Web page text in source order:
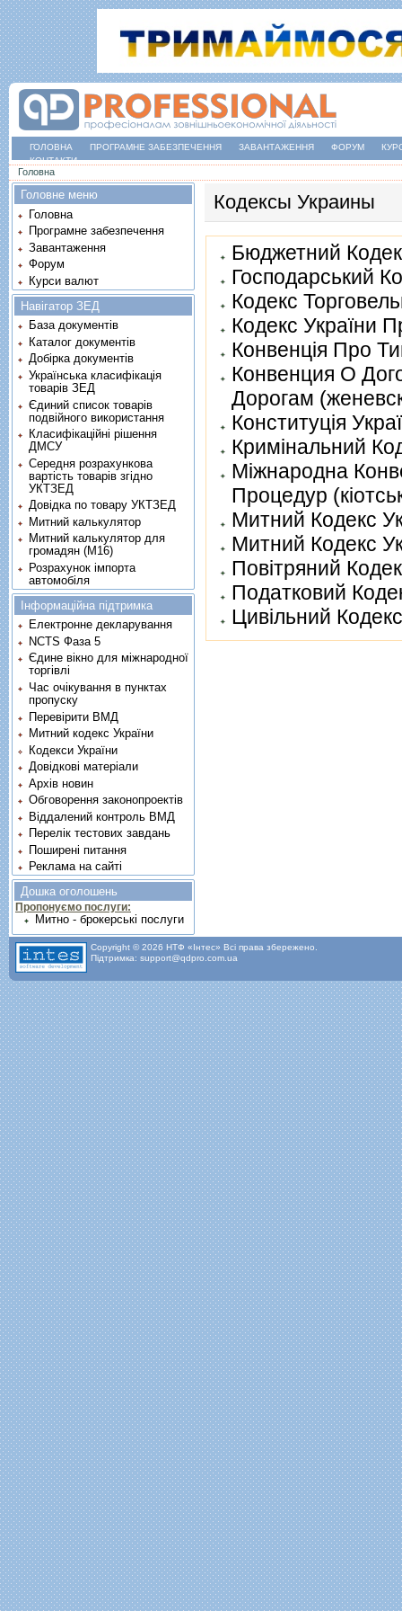
ГОЛОВНА ПРОГРАМНЕ ЗАБЕЗПЕЧЕННЯ ЗАВАНТАЖЕННЯ ФОРУМ
КОНТАКТИ
Ви є тут
Головна
Кодексы Украины
Бюджетний
Господарський
Кодекс
Кодекс України
Конвенцiя Про
Конвенция О
Дорогам
Конституцiя
Кримiнальний
Мiжнародна
Процедур
Митний Кодекс
Митний Кодекс
Повiтряний
Податковий
Цивiльний
Головне меню
Головна
Програмне забезпечення
Завантаження
Форум
Курси валют
Навігатор ЗЕД
База документів
Каталог документів
Добірка документів
Українська класифікація
товарів ЗЕД
Єдиний список товарів
подвійного використання
Класифікаційні рішення
ДМСУ
Середня розрахункова
вартість товарів згідно
УКТЗЕД
Довідка по товару УКТЗЕД
Митний калькулятор
Митний калькулятор для
громадян (М16)
Розрахунок імпорта
автомобіля
Інформаційна підтримка
Електронне декларування
NCTS Фаза 5
Єдине вікно для міжнародної
торгівлі
Час очікування в пунктах
пропуску
Перевірити ВМД
Митний кодекс України
Кодекси України
Довідкові матеріали
Архів новин
Обговорення законопроектів
Віддалений контроль ВМД
Перелік тестових завдань
Поширені питання
Реклама на сайті
Дошка оголошень
Пропонуємо послуги:
Митно - брокерські послуги
Copyright © 2026 НТФ «Інтес» Всі права збережено.
Підтримка: support@qdpro.com.ua